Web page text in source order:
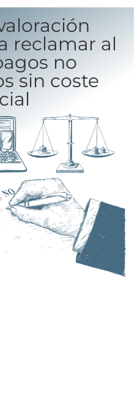
reclamar al
no
sin coste